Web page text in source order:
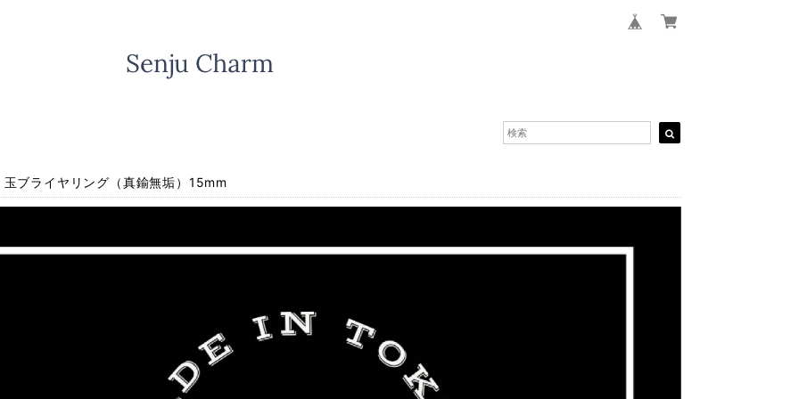
ブライヤリング（真鍮無垢）15mm